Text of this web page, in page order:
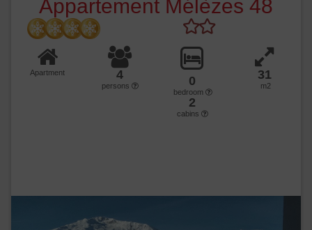
Appartement Mélèzes 48
Apartment 4
persons 0
bedroom
2
cabins
31
m2